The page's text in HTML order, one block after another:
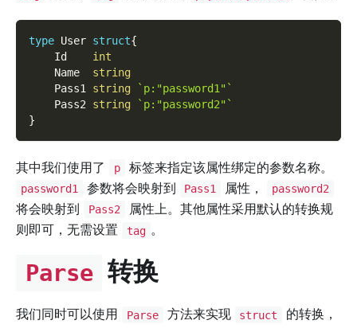
type User struct{
    Id
int
    Name
string
    Pass1
string
`p:"password1"`
    Pass2
string
`p:"password2"`
}
其中我们使用了 p 标签来指定该属性绑定的参数名称。
password1 参数将会映射到 Pass1 属性， password2
将会映射到 Pass2
属性上。其他属性采用默认的转换规
则即可，无需设置
tag 。
Parse 转换
我们同时可以使用 Parse 方法来实现 struct
的转换，